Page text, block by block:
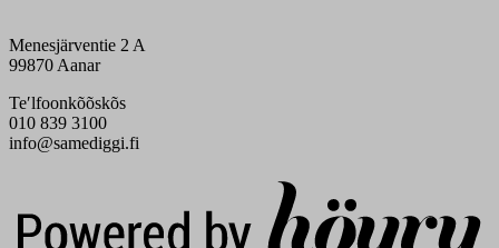
Menesjärventie 2 A
99870 Aanar
Teʹlfoonkõõskõs
010 839 3100
info@samediggi.fi